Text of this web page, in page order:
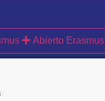
Abierto Erasmus